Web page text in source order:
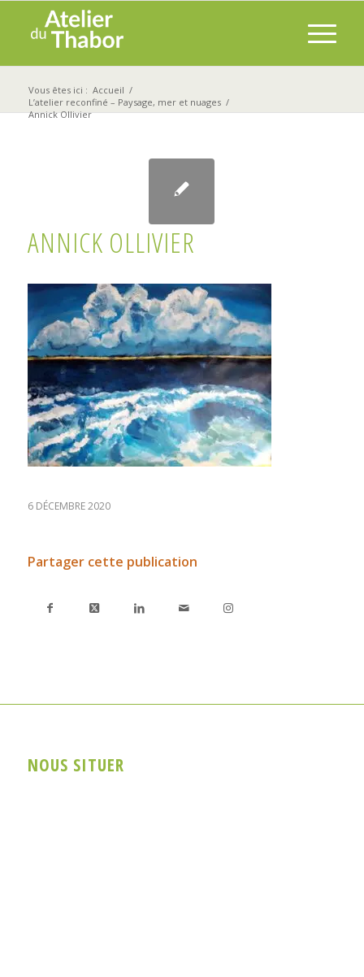
Vous êtes ici : Accueil /
L’atelier reconfiné – Paysage, mer et nuages /
Annick Ollivier
ANNICK OLLIVIER
6 DÉCEMBRE 2020
Partager cette publication
NOUS SITUER